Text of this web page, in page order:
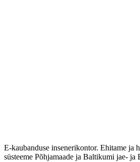
E-kaubanduse insenerikontor. Ehitame ja
süsteeme Põhjamaade ja Baltikumi jae- ja